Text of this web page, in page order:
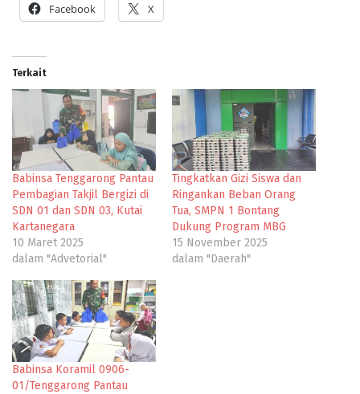
Facebook X
Terkait
Babinsa Tenggarong Pantau
Pembagian Takjil Bergizi di
SDN 01 dan SDN 03, Kutai
Kartanegara
10 Maret 2025
dalam "Advetorial"
Tingkatkan Gizi Siswa dan
Ringankan Beban Orang
Tua, SMPN 1 Bontang
Dukung Program MBG
15 November 2025
dalam "Daerah"
Babinsa Koramil 0906-
01/Tenggarong Pantau